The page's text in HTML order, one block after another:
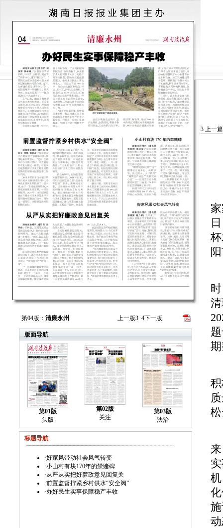
第04版： 清廉永州 上一版3 4下一版
版面导航
第01版
头版
第02版
关注
第03版
法治
标题导航
·好家风带动社会风气转变
·小山村有块170年的禁赌碑
·从严从实把好廉政意见回复关
·前置监督拧紧乡村供水“安全阀”
·办好民生实事保障稳产丰收
3 上一篇